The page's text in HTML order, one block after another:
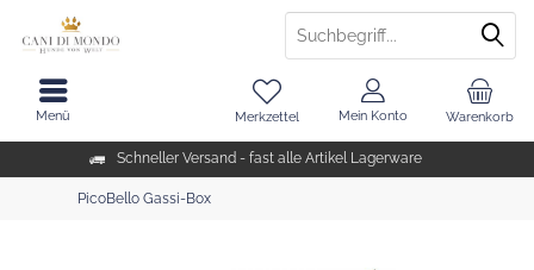
Schneller Versand - fast alle Artikel Lagerware
Warenkorb
Merkzettel Mein Konto
Menü
PicoBello Gassi-Box